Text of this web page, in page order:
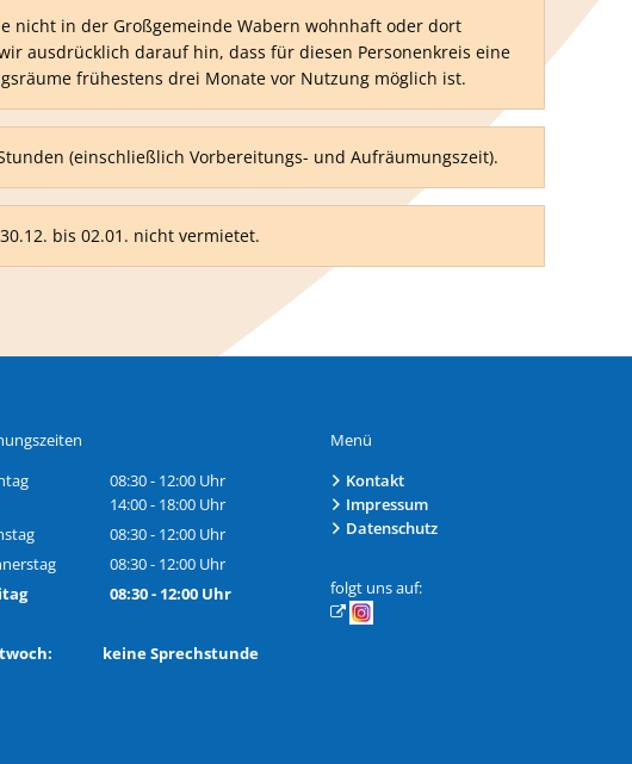
nicht in der Großgemeinde Wabern wohnhaft oder dort
ausdrücklich darauf hin, dass für diesen Personenkreis eine
frühestens drei Monate vor Nutzung möglich ist.
(einschließlich Vorbereitungs- und Aufräumungszeit).
bis 02.01. nicht vermietet.
08:30- 12:00 Uhr
Von 08:30 bis 12:00 Uhr
14:00- 18:00 Uhr
Von 14:00 bis 18:00 Uhr
08:30- 12:00 Uhr
Von 08:30 bis 12:00 Uhr
08:30- 12:00 Uhr
Von 08:30 bis 12:00 Uhr
08:30- 12:00 Uhr
keine Sprechstunde
Menü
Kontakt
Impressum
Datenschutz
folgt uns auf: